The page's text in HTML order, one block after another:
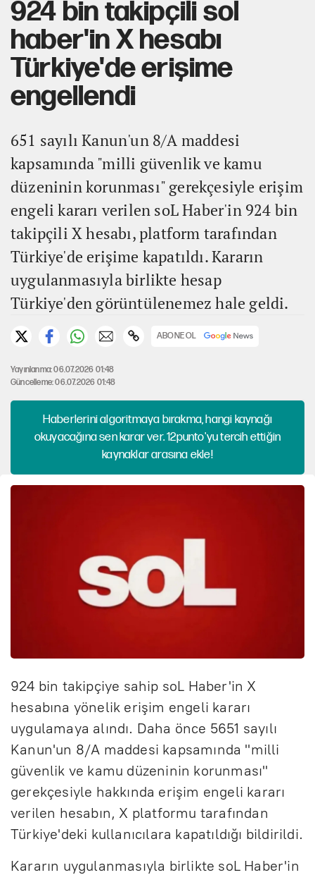
924 bin takipçili sol
haber'in X hesabı
Türkiye'de erişime
engellendi
651 sayılı Kanun'un 8/A maddesi
kapsamında "milli güvenlik ve kamu
düzeninin korunması" gerekçesiyle erişim
engeli kararı verilen soL Haber'in 924 bin
takipçili X hesabı, platform tarafından
Türkiye'de erişime kapatıldı. Kararın
uygulanmasıyla birlikte hesap
Türkiye'den görüntülenemez hale geldi.
ABONE OL
Yayınlanma: 06.07.2026 01:48
Güncelleme: 06.07.2026 01:48
Haberlerini algoritmaya bırakma, hangi kaynağı
okuyacağına sen karar ver. 12punto'yu tercih ettiğin
kaynaklar arasına ekle!
924 bin takipçiye sahip soL Haber'in X
hesabına yönelik erişim engeli kararı
uygulamaya alındı. Daha önce 5651 sayılı
Kanun'un 8/A maddesi kapsamında "milli
güvenlik ve kamu düzeninin korunması"
gerekçesiyle hakkında erişim engeli kararı
verilen hesabın, X platformu tarafından
Türkiye'deki kullanıcılara kapatıldığı bildirildi.
Kararın uygulanmasıyla birlikte soL Haber'in